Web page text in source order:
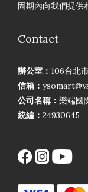
固期內向我們提供
Contact
辦公室： 106台北
信箱：
公司名稱： 樂端國
統編： 24930645